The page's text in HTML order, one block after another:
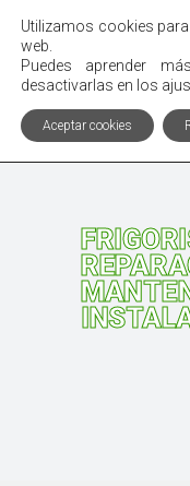
Utilizamos cookies
web.
Puedes aprender
desactivarlas en los
Aceptar cookies